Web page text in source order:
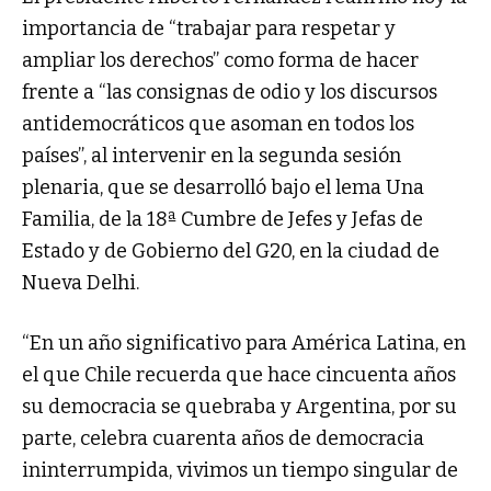
importancia de “trabajar para respetar y
ampliar los derechos” como forma de hacer
frente a “las consignas de odio y los discursos
antidemocráticos que asoman en todos los
países”, al intervenir en la segunda sesión
plenaria, que se desarrolló bajo el lema Una
Familia, de la 18ª Cumbre de Jefes y Jefas de
Estado y de Gobierno del G20, en la ciudad de
Nueva Delhi.
“En un año significativo para América Latina, en
el que Chile recuerda que hace cincuenta años
su democracia se quebraba y Argentina, por su
parte, celebra cuarenta años de democracia
ininterrumpida, vivimos un tiempo singular de